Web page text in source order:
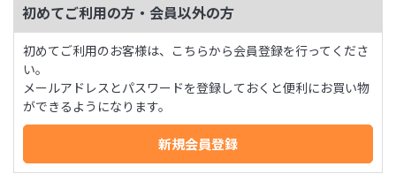
初めてご利用の方・会員以外の方
初めてご利用のお客様は、こちらから会員登録を行ってくださ
い。
メールアドレスとパスワードを登録しておくと便利にお買い物
ができるようになります。